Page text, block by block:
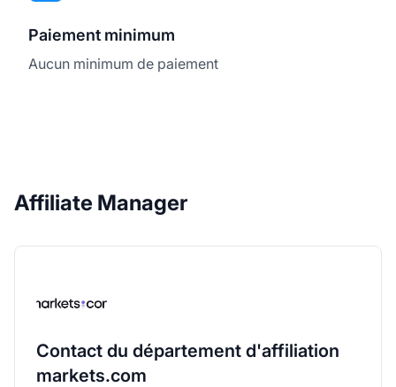
Paiement minimum
Aucun minimum de paiement
Affiliate Manager
Contact du département d'affiliation
markets.com